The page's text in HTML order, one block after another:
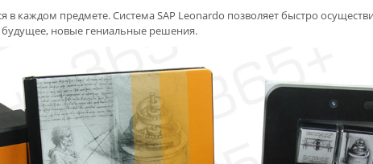
в каждом предмете. Система SAP Leonardo позволяет быстро
будущее, новые гениальные решения.